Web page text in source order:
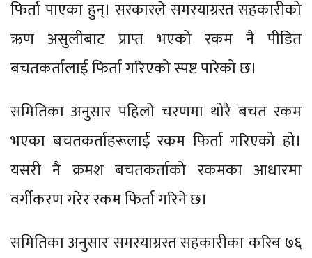
फिर्ता पाएका हुन्। सरकारले समस्याग्रस्त सहकारीको
ऋण असुलीबाट प्राप्त भएको रकम नै पीडित
बचतकर्तालाई फिर्ता गरिएको स्पष्ट पारेको छ।
समितिका अनुसार पहिलो चरणमा थोरै बचत रकम
भएका बचतकर्ताहरूलाई रकम फिर्ता गरिएको हो।
यसरी नै क्रमश बचतकर्ताको रकमका आधारमा
वर्गीकरण गरेर रकम फिर्ता गरिने छ।
समितिका अनुसार समस्याग्रस्त सहकारीका करिब ७६